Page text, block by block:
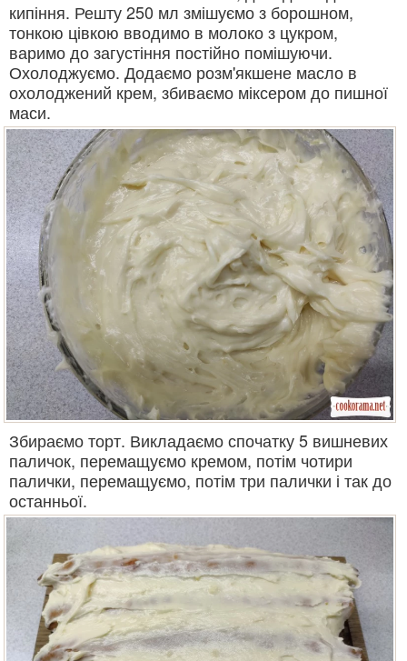
кипіння. Решту 250 мл змішуємо з борошном,
тонкою цівкою вводимо в молоко з цукром,
варимо до загустіння постійно помішуючи.
Охолоджуємо. Додаємо розм'якшене масло в
охолоджений крем, збиваємо міксером до пишної
маси.
Збираємо торт. Викладаємо спочатку 5 вишневих
паличок, перемащуємо кремом, потім чотири
палички, перемащуємо, потім три палички і так до
останньої.